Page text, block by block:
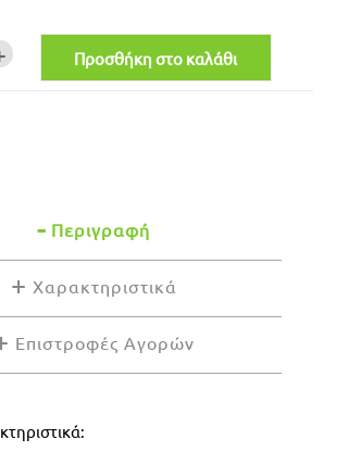
Περιγραφή
Χαρακτηριστικά
Επιστροφές Αγορών